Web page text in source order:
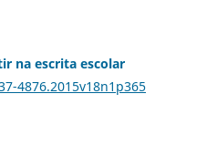
na escrita escolar
4876.2015v18n1p365